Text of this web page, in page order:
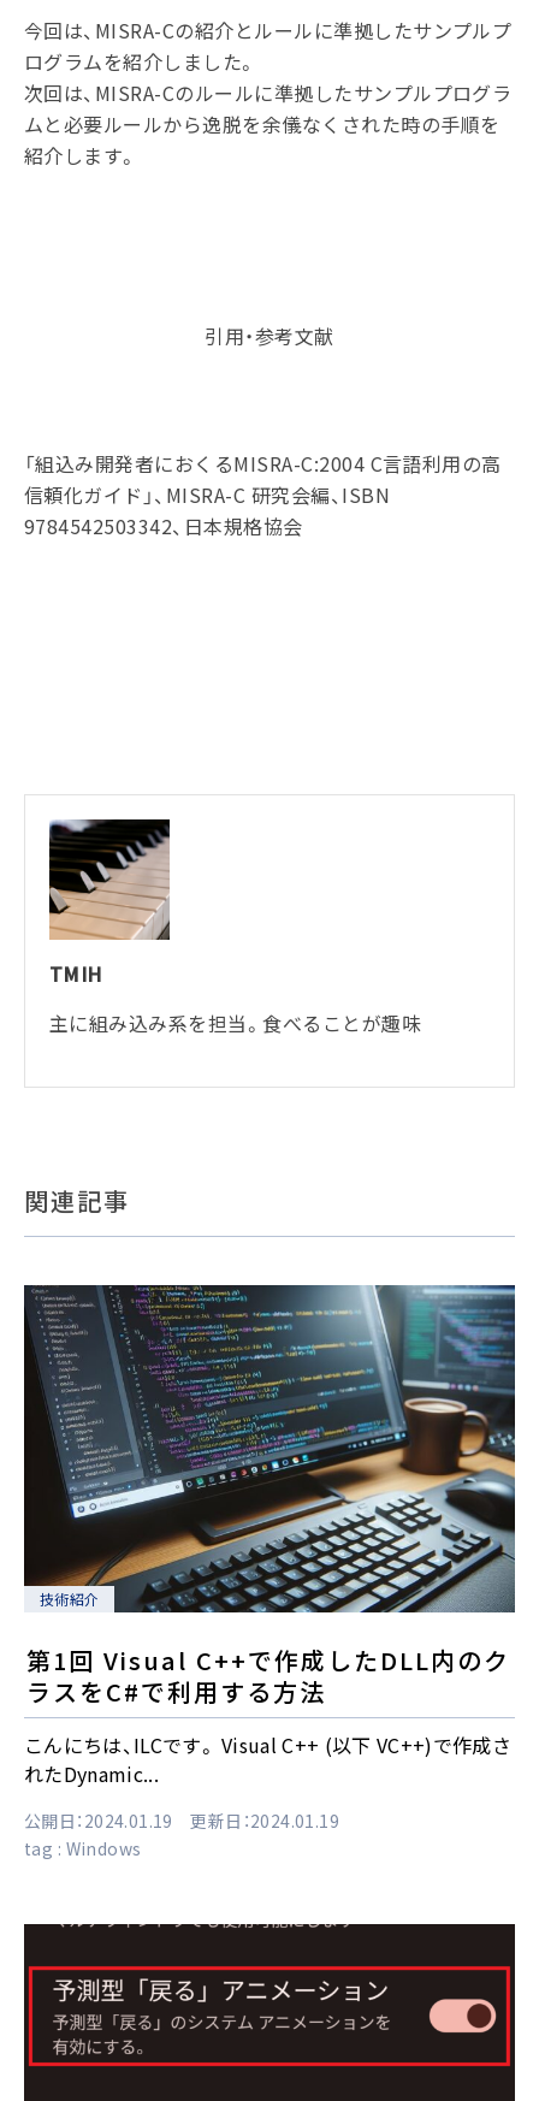
今回は、MISRA-Cの紹介とルールに準拠したサンプルプ
ログラムを紹介しました。
次回は、MISRA-Cのルールに準拠したサンプルプログラ
ムと必要ルールから逸脱を余儀なくされた時の手順を
紹介します。
引用・参考文献
「組込み開発者におくるMISRA-C:2004 C言語利用の高
信頼化ガイド」、MISRA-C 研究会編、ISBN
9784542503342、日本規格協会
TMIH
主に組み込み系を担当。食べることが趣味
関連記事
技術紹介
第1回 Visual C++で作成したDLL内のク
ラスをC#で利用する方法
こんにちは、ILCです。 Visual C++ (以下 VC++)で作成さ
れたDynamic...
公開日：2024.01.19 更新日：2024.01.19
tag : Windows